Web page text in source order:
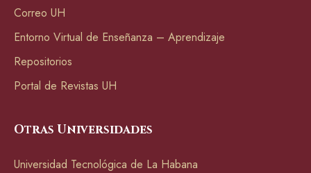
Correo UH
Entorno Virtual de Enseñanza – Aprendizaje
Repositorios
Portal de Revistas UH
Otras Universidades
Universidad Tecnológica de La Habana